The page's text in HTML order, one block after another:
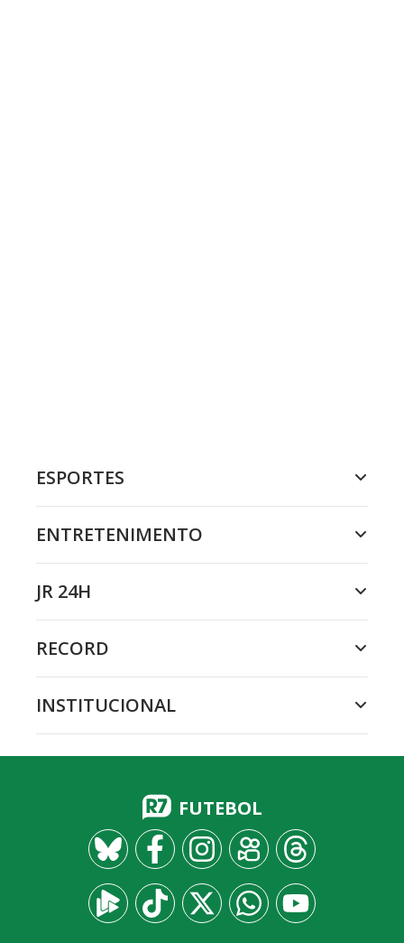
ESPORTES
ENTRETENIMENTO
JR 24H
RECORD
INSTITUCIONAL
FUTEBOL